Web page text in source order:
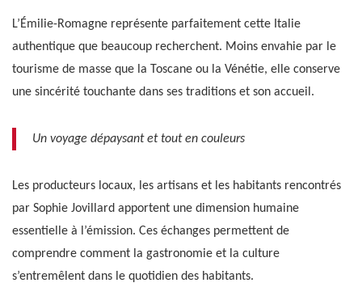
L’Émilie-Romagne représente parfaitement cette Italie
authentique que beaucoup recherchent. Moins envahie par le
tourisme de masse que la Toscane ou la Vénétie, elle conserve
une sincérité touchante dans ses traditions et son accueil.
Un voyage dépaysant et tout en couleurs
Les producteurs locaux, les artisans et les habitants rencontrés
par Sophie Jovillard apportent une dimension humaine
essentielle à l’émission. Ces échanges permettent de
comprendre comment la gastronomie et la culture
s’entremêlent dans le quotidien des habitants.